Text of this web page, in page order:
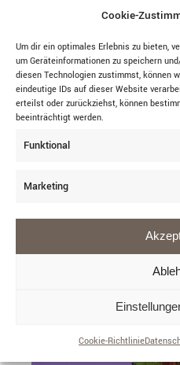
Cookie-
Um dir ein optimales Erlebnis zu bieten,
um Geräteinformationen zu speichern
diesen Technologien zustimmst, können
eindeutige IDs auf dieser Website
erteilst oder zurückziehst, können
beeinträchtigt werden.
Funktional
Marketing
Cookie-Richtlinie